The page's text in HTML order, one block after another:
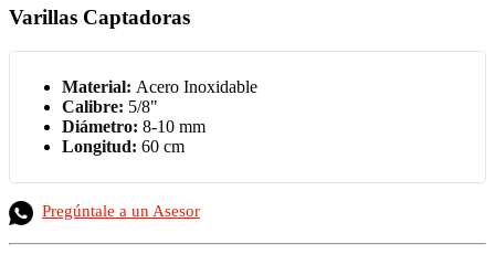
Varillas Captadoras
Material: Acero Inoxidable
Calibre: 5/8"
Diámetro: 8-10 mm
Longitud: 60 cm
Pregúntale a un Asesor